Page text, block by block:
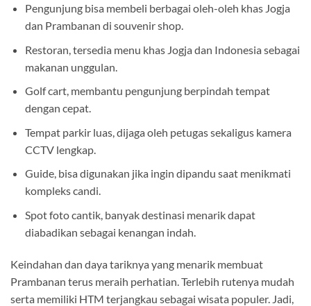
Pengunjung bisa membeli berbagai oleh-oleh khas Jogja
dan Prambanan di souvenir shop.
Restoran, tersedia menu khas Jogja dan Indonesia sebagai
makanan unggulan.
Golf cart, membantu pengunjung berpindah tempat
dengan cepat.
Tempat parkir luas, dijaga oleh petugas sekaligus kamera
CCTV lengkap.
Guide, bisa digunakan jika ingin dipandu saat menikmati
kompleks candi.
Spot foto cantik, banyak destinasi menarik dapat
diabadikan sebagai kenangan indah.
Keindahan dan daya tariknya yang menarik membuat
Prambanan terus meraih perhatian. Terlebih rutenya mudah
serta memiliki HTM terjangkau sebagai wisata populer. Jadi,